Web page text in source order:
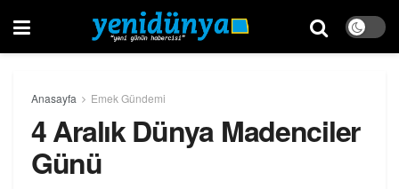
Anasayfa Emek Gündemi
4 Aralık Dünya Madenciler
Günü